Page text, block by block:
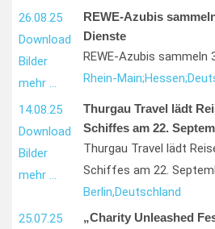
26.08.25
Download
Bilder
mehr …
REWE-Azubis
Dienste
REWE-Azubis sammeln
Rhein-Main;Hessen;
14.08.25
Download
Bilder
mehr …
Thurgau Travel lädt
Schiffes am 22.
Thurgau Travel lädt
Schiffes am 22.
Berlin,Deutschland
25.07.25
„Charity Unleashed